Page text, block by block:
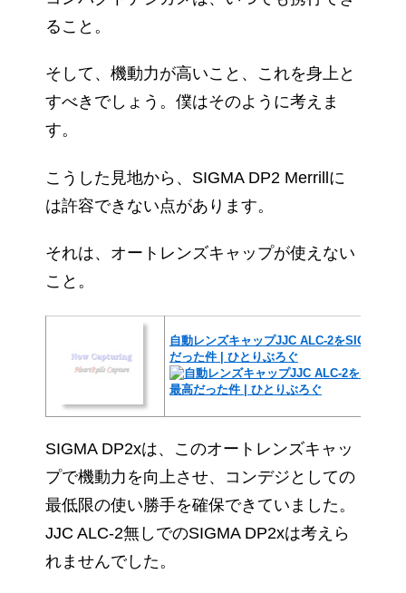
ること。
そして、機動力が高いこと、これを身上と
すべきでしょう。僕はそのように考えま
す。
こうした見地から、SIGMA DP2 Merrillに
は許容できない点があります。
それは、オートレンズキャップが使えない
こと。
自動レンズキャップJJC ALC-2をSIGMA
だった件 | ひとりぶろぐ
SIGMA DP2xは、このオートレンズキャッ
プで機動力を向上させ、コンデジとしての
最低限の使い勝手を確保できていました。
JJC ALC-2無しでのSIGMA DP2xは考えら
れませんでした。